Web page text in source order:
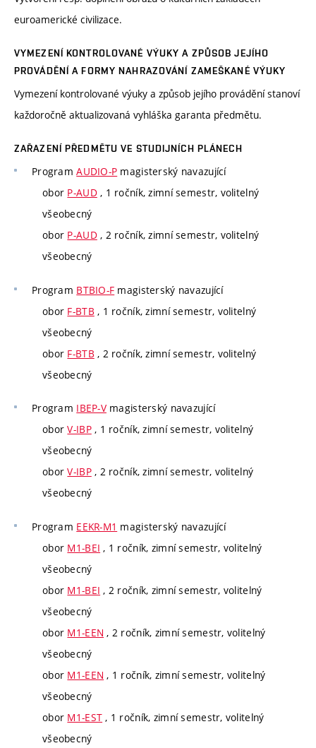
euroamerické civilizace.
VYMEZENÍ KONTROLOVANÉ VÝUKY A ZPŮSOB JEJÍHO
PROVÁDĚNÍ A FORMY NAHRAZOVÁNÍ ZAMEŠKANÉ VÝUKY
Vymezení kontrolované výuky a způsob jejího provádění stanoví
každoročně aktualizovaná vyhláška garanta předmětu.
ZAŘAZENÍ PŘEDMĚTU VE STUDIJNÍCH PLÁNECH
ProgramAUDIO-P magisterský navazující
obor P-AUD, 1 ročník, zimní semestr, volitelný
všeobecný
obor P-AUD, 2 ročník, zimní semestr, volitelný
všeobecný
Program BTBIO-F magisterský navazující
obor F-BTB , 1 ročník, zimní semestr, volitelný
všeobecný
obor F-BTB , 2 ročník, zimní semestr, volitelný
všeobecný
Program IBEP-Vmagisterský navazující
oborV-IBP, 1 ročník, zimní semestr, volitelný
všeobecný
oborV-IBP, 2 ročník, zimní semestr, volitelný
všeobecný
Program EEKR-M1 magisterský navazující
obor M1-BEI , 1 ročník, zimní semestr, volitelný
všeobecný
obor M1-BEI , 2 ročník, zimní semestr, volitelný
všeobecný
obor M1-EEN , 2 ročník, zimní semestr, volitelný
všeobecný
obor M1-EEN , 1 ročník, zimní semestr, volitelný
všeobecný
obor M1-EST , 1 ročník, zimní semestr, volitelný
všeobecný